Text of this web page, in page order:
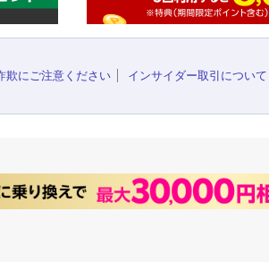
欺にご注意ください インサイダー取引について